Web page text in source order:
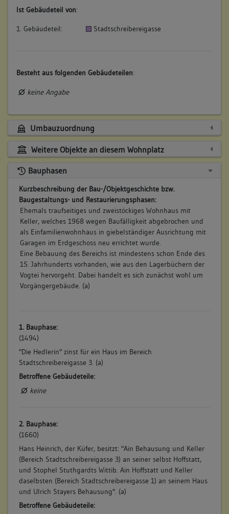
Ist Gebäudeteil von:
1. Gebäudeteil: Stadtschreibereigasse
Besteht aus folgenden Gebäudeteilen:
keine Angabe
Umbauzuordnung
Weitere Objekte an diesem Wohnplatz
Bauphasen
Kurzbeschreibung der Bau-/Objektgeschichte bzw.
Baugestaltungs- und Restaurierungsphasen:
Ehemals traufseitiges und zweistöckiges Wohnhaus mit
Keller, welches 1968 wegen Baufälligkeit abgebrochen und
als Einfamilienwohnhaus in giebelständiger Ausrichtung mit
Garagen im Erdgeschoss neu errichtet wurde.
Eine Bebauung des Bereichs ist mindestens schon Ende des
15. Jahrhunderts vorhanden, wie aus den Lagerbüchern der
Vogtei hervorgeht. Dabei handelt es sich zunächst wohl um
Vorgängergebäude. (a)
1. Bauphase:
(1494)
"Die Hedlerin" zinst für ein Haus im Bereich
Stadtschreibereigasse 3. (a)
Betroffene Gebäudeteile:
keine
2. Bauphase:
(1660)
Hans Heinrich, der Küfer, besitzt: "Ain Behausung und Keller
(Bereich Stadtschreibereigasse 3) an seiner selbst Hoffstatt,
und Stophel Stuthgardts Wittib. Ain Hoffstatt und Keller
daselbsten (Bereich Stadtschreibereigasse 1) an seinem Haus
und Ulrich Stayers Behausung". (a)
Betroffene Gebäudeteile: